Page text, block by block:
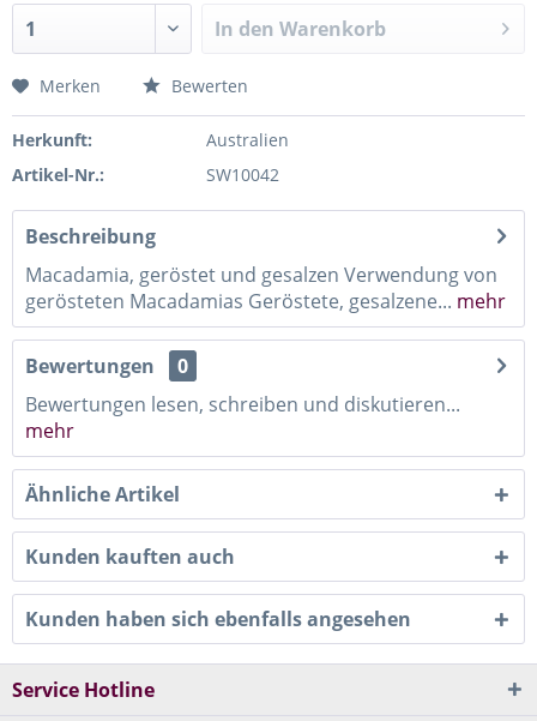
In den Warenkorb
Merken Bewerten
Herkunft:
Australien
Artikel-Nr.:
SW10042
Beschreibung
Macadamia, geröstet und gesalzen Verwendung von
gerösteten Macadamias Geröstete, gesalzene... mehr
Bewertungen
0
Bewertungen lesen, schreiben und diskutieren...
mehr
Ähnliche Artikel
Kunden kauften auch
Kunden haben sich ebenfalls angesehen
Service Hotline